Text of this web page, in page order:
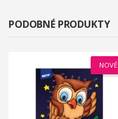
PODOBNÉ PRODUKTY
NOVÉ